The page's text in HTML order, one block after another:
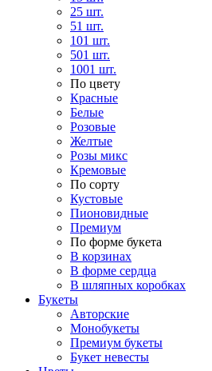
25 шт.
51 шт.
101 шт.
501 шт.
1001 шт.
По цвету
Красные
Белые
Розовые
Желтые
Розы микс
Кремовые
По сорту
Кустовые
Пионовидные
Премиум
По форме букета
В корзинах
В форме сердца
В шляпных коробках
Букеты
Авторские
Монобукеты
Премиум букеты
Букет невесты